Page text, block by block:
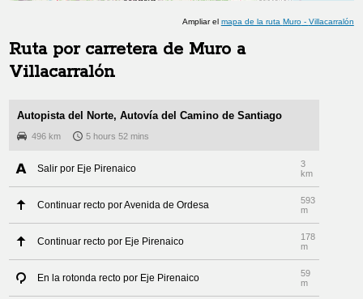
Ampliar el mapa de la ruta Muro- Villacarralón
Ruta por carretera de Muro a
Villacarralón
Autopista del Norte, Autovía del Camino de Santiago
496 km 5 hours 52 mins
Salir por Eje Pirenaico
3
km
Continuar recto por Avenida de Ordesa
593
m
Continuar recto por Eje Pirenaico
178
m
En la rotonda recto por Eje Pirenaico
59
m